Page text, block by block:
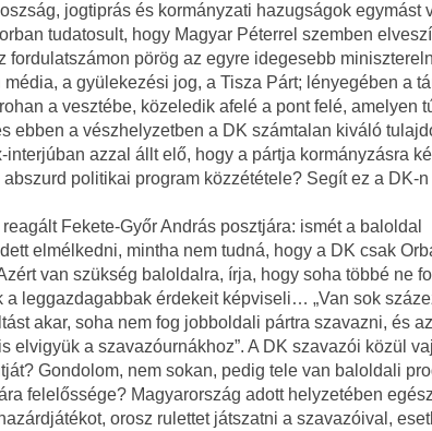
jogtiprás és kormányzati hazugságok egymást
tudatosult, hogy Magyar Péterrel szemben
fordulatszámon pörög az egyre idegesebb
a gyülekezési jog, a Tisza Párt; lényegében a
a vesztébe, közeledik afelé a pont felé, amelyen
ebben a vészhelyzetben a DK számtalan kiváló
interjúban azzal állt elő, hogy a pártja kormányzásra
politikai program közzététele? Segít ez a DK-
Fekete-Győr András posztjára: ismét a baloldal
elmélkedni, mintha nem tudná, hogy a DK csak
van szükség baloldalra, írja, hogy soha többé ne
a leggazdagabbak érdekeit képviseli… „Van sok
akar, soha nem fog jobboldali pártra szavazni, és
elvigyük a szavazóurnákhoz”. A DK szavazói közül
Gondolom, nem sokan, pedig tele van baloldali
felelőssége? Magyarország adott helyzetében
orosz rulettet játszatni a szavazóival,